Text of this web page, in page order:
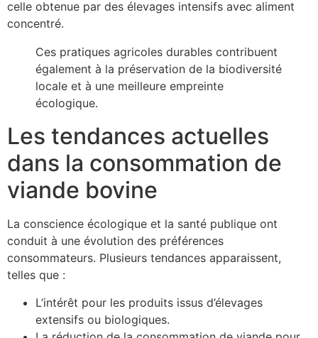
celle obtenue par des élevages intensifs avec aliment
concentré.
Ces pratiques agricoles durables contribuent
également à la préservation de la biodiversité
locale et à une meilleure empreinte
écologique.
Les tendances actuelles
dans la consommation de
viande bovine
La conscience écologique et la santé publique ont
conduit à une évolution des préférences
consommateurs. Plusieurs tendances apparaissent,
telles que :
L’intérêt pour les produits issus d’élevages
extensifs ou biologiques.